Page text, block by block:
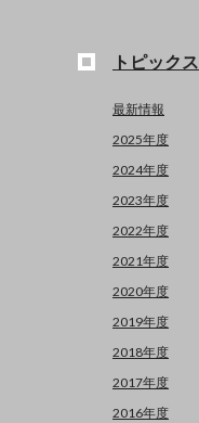
トピックス
最新情報
2025年度
2024年度
2023年度
2022年度
2021年度
2020年度
2019年度
2018年度
2017年度
2016年度